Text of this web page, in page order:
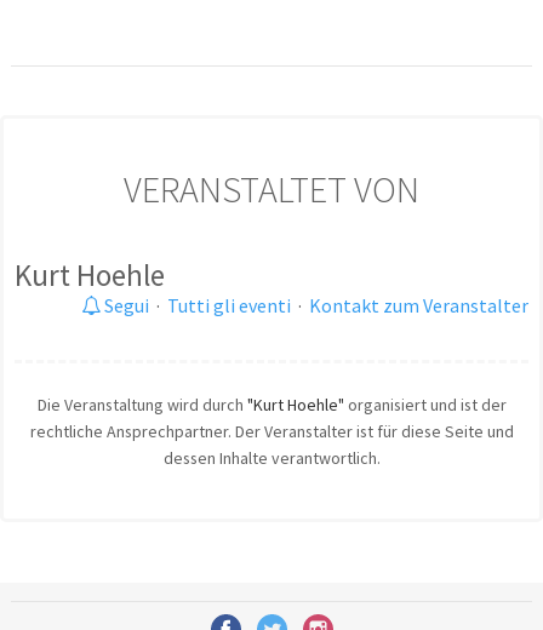
VERANSTALTET VON
Kurt Hoehle
Segui · Tutti gli eventi · Kontakt zum Veranstalter
Die Veranstaltung wird durch "Kurt Hoehle" organisiert und ist der
rechtliche Ansprechpartner. Der Veranstalter ist für diese Seite und
dessen Inhalte verantwortlich.